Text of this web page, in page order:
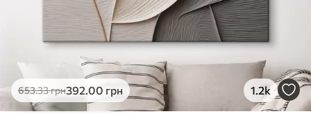
653.33грн392.00 грн 1.2k